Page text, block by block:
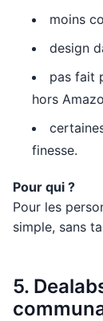
moins
design
pas fait
hors
finesse.
Pour qui ?
Pour les
simple, sans
5.